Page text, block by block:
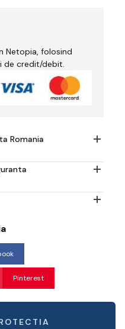
Netopia, folosind
de credit/debit.
Romania
Pinterest